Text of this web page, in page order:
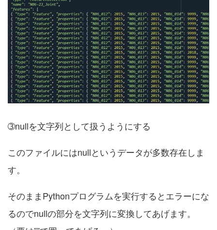
➂nullを文字列として扱うようにする
このファイルにはnullというデータが多数存在しま
す。
そのままPythonプログラムを実行するとエラーにな
るのでnullの部分を文字列に変換してあげます。